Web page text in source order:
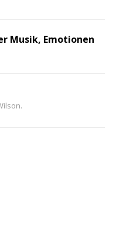
Musik, Emotionen